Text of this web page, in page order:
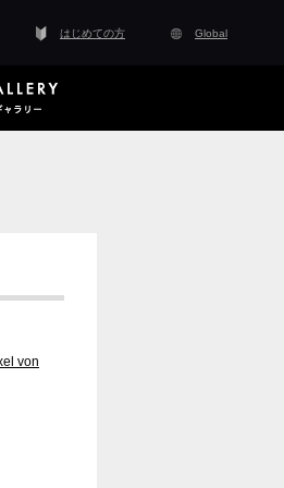
はじめての方 Global
トピックス
von